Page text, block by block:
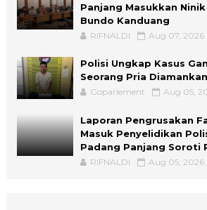
Panjang Masukkan
Bundo Kanduang
RIFNALDI Aug 07, 2026
Polisi Ungkap Kasus
Seorang Pria Diamankan
Goparlement Aug 05,
Laporan Pengrusakan
Masuk Penyelidikan
Padang Panjang Soroti
RIFNALDI Aug 05, 2026